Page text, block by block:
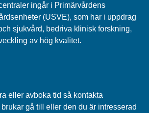
ingår i Primärvårdens
(USVE), som har i uppdrag
sjukvård, bedriva klinisk forskning,
av hög kvalitet.
eller avboka tid så kontakta
gå till eller den du är intresserad